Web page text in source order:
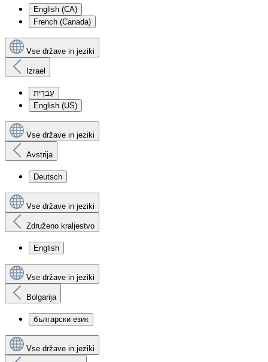
English (CA)
French (Canada)
Vse države in jeziki
Izrael
עִברִית
English (US)
Vse države in jeziki
Avstrija
Deutsch
Vse države in jeziki
Združeno kraljestvo
English
Vse države in jeziki
Bolgarija
български език
Vse države in jeziki